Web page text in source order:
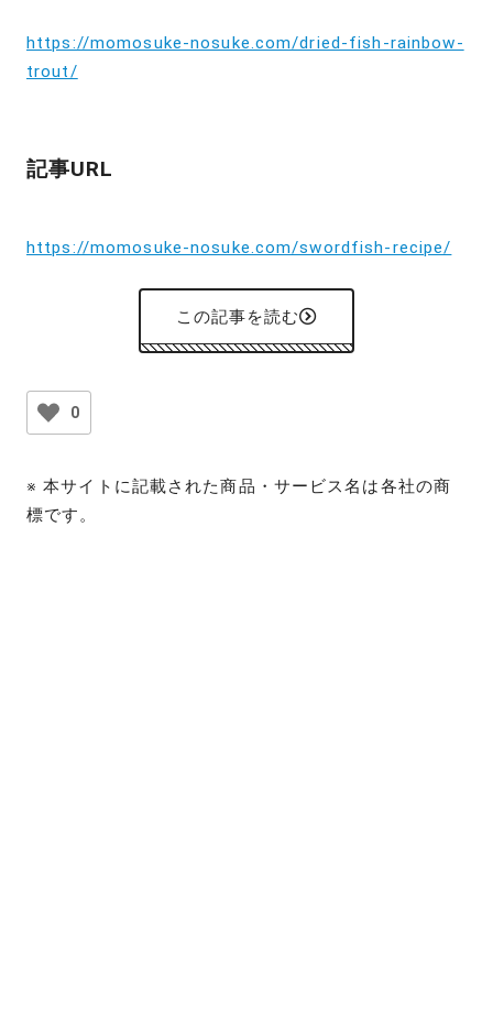
https://momosuke-nosuke.com/dried-fish-rainbow-
trout/
記事URL
https://momosuke-nosuke.com/swordfish-recipe/
この記事を読む
0
※ 本サイトに記載された商品・サービス名は各社の商
標です。